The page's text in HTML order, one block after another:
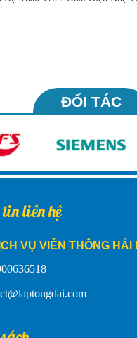
ĐỐI TÁC
liên hệ
VỤ VIỄN THÔNG HẢI